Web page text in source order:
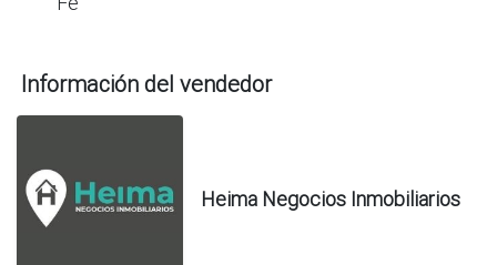
Información del vendedor
Heima Negocios Inmobiliarios